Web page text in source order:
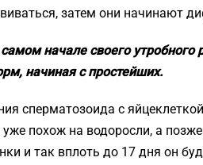
затем они начинают
начале своего утробного
начиная с простейших.
сперматозоида с
похож на водоросли, а
и так вплоть до 17 дня он